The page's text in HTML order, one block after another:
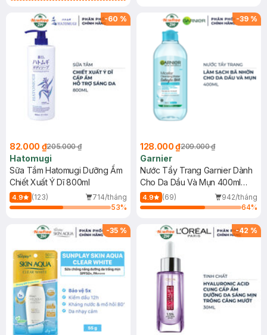
(SL có hạn)
-60 %
82.000 ₫205.000 ₫
Hatomugi
Sữa Tắm Hatomugi Dưỡng Ẩm
Chiết Xuất Ý Dĩ 800ml
4.9 (123)
714/tháng
53%
-39 %
128.000 ₫209.000 ₫
Garnier
Nước Tẩy Trang Garnier Dành
Cho Da Dầu Và Mụn 400ml
(Mới)
4.9 (69)
942/tháng
64%
-35 % -42 %